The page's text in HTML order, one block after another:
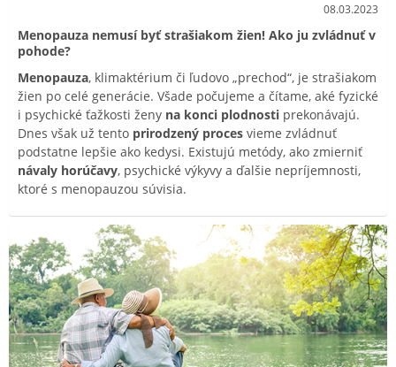
08.03.2023
Menopauza nemusí byť strašiakom žien! Ako ju zvládnuť v
pohode?
Menopauza, klimaktérium či ľudovo „prechod“, je strašiakom
žien po celé generácie. Všade počujeme a čítame, aké fyzické
i psychické ťažkosti ženy na konci plodnosti prekonávajú.
Dnes však už tento prirodzený proces vieme zvládnuť
podstatne lepšie ako kedysi. Existujú metódy, ako zmierniť
návaly horúčavy, psychické výkyvy a ďalšie nepríjemnosti,
ktoré s menopauzou súvisia.